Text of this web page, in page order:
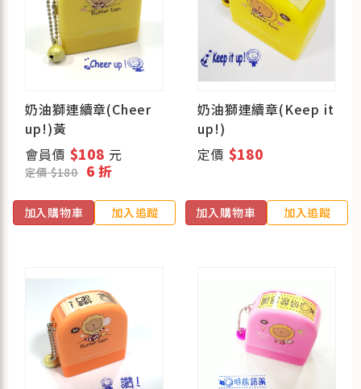
奶油獅連續章(Cheer
up!)黃
會員價 $108 元
定價 $180 6 折
加入購物車 加入追蹤
奶油獅連續章(Keep it
up!)
定價 $180
加入購物車 加入追蹤